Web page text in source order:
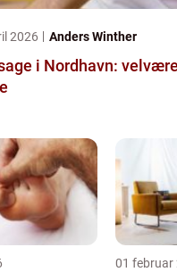
2026 Anders Winther
i Nordhavn:
01 februar